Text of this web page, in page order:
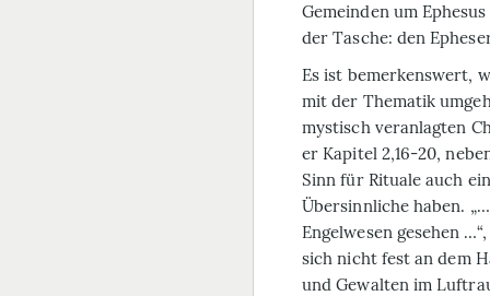
Gemeinden um
der Tasche: den
Es ist bemerkenswert,
mit der Thematik
mystisch veranlagten
er Kapitel 2,16-20,
Sinn für Rituale auch
Übersinnliche haben.
Engelwesen gesehen
sich nicht fest an dem
und Gewalten im